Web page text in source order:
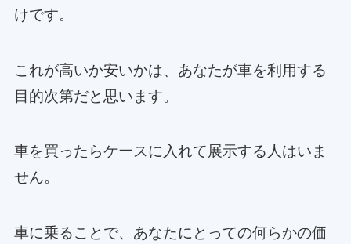
けです。
これが高いか安いかは、あなたが車を利用する
目的次第だと思います。
車を買ったらケースに入れて展示する人はいま
せん。
車に乗ることで、あなたにとっての何らかの価